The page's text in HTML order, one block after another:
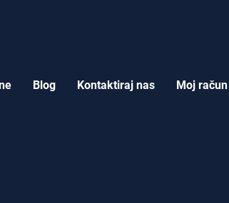
Blog Kontaktiraj nas Moj račun